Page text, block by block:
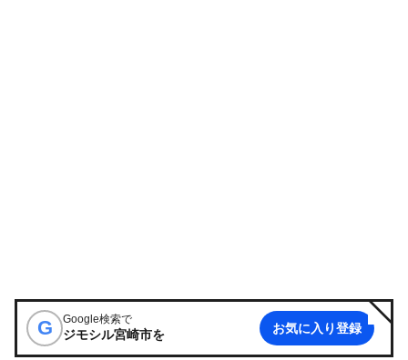
G Google検索で
ジモシル宮崎市を お気に入り登録